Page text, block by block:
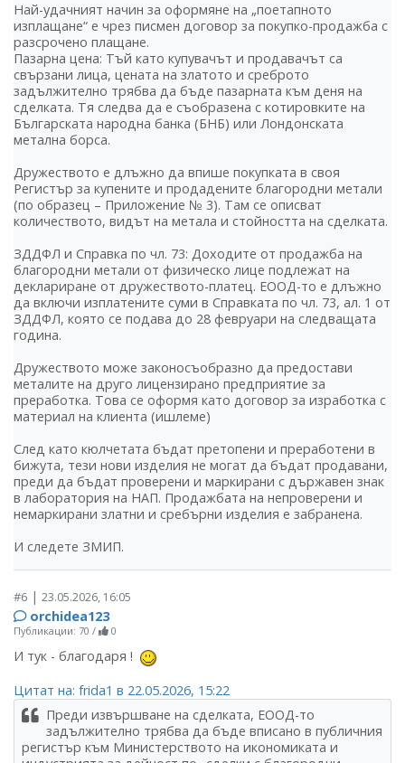
Най-удачният начин за оформяне на „поетапното
изплащане“ е чрез писмен договор за покупко-продажба с
разсрочено плащане.
Пазарна цена: Тъй като купувачът и продавачът са
свързани лица, цената на златото и среброто
задължително трябва да бъде пазарната към деня на
сделката. Тя следва да е съобразена с котировките на
Българската народна банка (БНБ) или Лондонската
метална борса.
Дружеството е длъжно да впише покупката в своя
Регистър за купените и продадените благородни метали
(по образец – Приложение № 3). Там се описват
количеството, видът на метала и стойността на сделката.
ЗДДФЛ и Справка по чл. 73: Доходите от продажба на
благородни метали от физическо лице подлежат на
деклариране от дружеството-платец. ЕООД-то е длъжно
да включи изплатените суми в Справката по чл. 73, ал. 1 от
ЗДДФЛ, която се подава до 28 февруари на следващата
година.
Дружеството може законосъобразно да предостави
металите на друго лицензирано предприятие за
преработка. Това се оформя като договор за изработка с
материал на клиента (ишлеме)
След като кюлчетата бъдат претопени и преработени в
бижута, тези нови изделия не могат да бъдат продавани,
преди да бъдат проверени и маркирани с държавен знак
в лаборатория на НАП. Продажбата на непроверени и
немаркирани златни и сребърни изделия е забранена.
И следете ЗМИП.
#6 | 23.05.2026, 16:05
orchidea123
Публикации: 70 / 0
И тук - благодаря !
Цитат на: frida1 в 22.05.2026, 15:22
Преди извършване на сделката, ЕООД-то
задължително трябва да бъде вписано в публичния
регистър към Министерството на икономиката и